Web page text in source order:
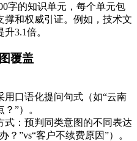
字的知识单元，每个单元包
撑和权威引证。例如，技术文
3.1倍。
覆盖
用口语化提问句式（如“云南
”）。
式：预判同类意图的不同表达
？”vs“客户不续费原因”）。